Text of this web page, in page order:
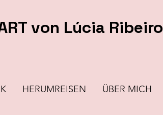
von Lúcia Ribeiro
HERUMREISEN ÜBER MICH